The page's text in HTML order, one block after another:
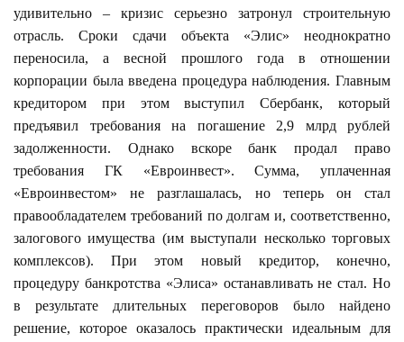
удивительно – кризис серьезно затронул строительную
отрасль. Сроки сдачи объекта «Элис» неоднократно
переносила, а весной прошлого года в отношении
корпорации была введена процедура наблюдения. Главным
кредитором при этом выступил Сбербанк, который
предъявил требования на погашение 2,9 млрд рублей
задолженности. Однако вскоре банк продал право
требования ГК «Евроинвест». Сумма, уплаченная
«Евроинвестом» не разглашалась, но теперь он стал
правообладателем требований по долгам и, соответственно,
залогового имущества (им выступали несколько торговых
комплексов). При этом новый кредитор, конечно,
процедуру банкротства «Элиса» останавливать не стал. Но
в результате длительных переговоров было найдено
решение, которое оказалось практически идеальным для